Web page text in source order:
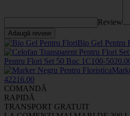
Review
Adaugă review
Bio Gel Pentru
Pentru Flori Set 50 Buc 1C100-5020
4221 6.00
COMANDĂ
RAPIDĂ
TRANSPORT GRATUIT